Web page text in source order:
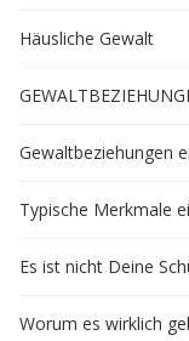
Häusliche Gewalt
Gewaltbeziehungen
Typische Merkmale
Es ist nicht Deine
Worum es wirklich